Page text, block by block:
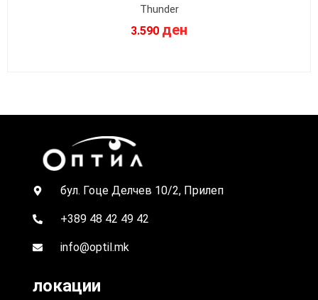
Thunder
3.590 ден
бул. Гоце Делчев 10/2, Прилеп
+389 48 42 49 42
info@optil.mk
локации